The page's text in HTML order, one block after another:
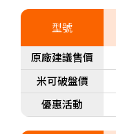
型號
原廠建議售價
米可破盤價
優惠活動